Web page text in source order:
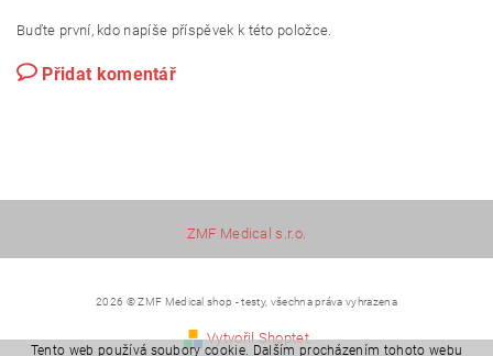
Buďte první, kdo napíše příspěvek k této položce.
Přidat komentář
ZMF Medical s.r.o.
2026 © ZMF Medical shop - testy, všechna práva vyhrazena
Vytvořil Shoptet
Tento web používá soubory cookie. Dalším procházením tohoto webu